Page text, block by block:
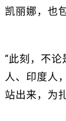
凯丽娜，也
“此刻，不
人、印度人
站出来，为